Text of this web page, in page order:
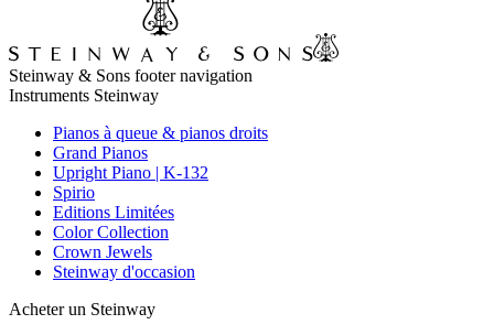
Steinway & Sons footer navigation
Instruments Steinway
Pianos à queue & pianos droits
Grand Pianos
Upright Piano | K-132
Spirio
Editions Limitées
Color Collection
Crown Jewels
Steinway d'occasion
Acheter un Steinway